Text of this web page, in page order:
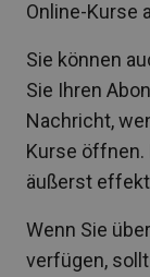
Online-Kurse
Sie können
Sie Ihren
Nachricht,
Kurse öffnen.
äußerst
Wenn Sie
verfügen,